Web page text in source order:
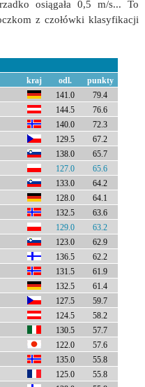
osiągała 0,5 m/s... To
z czołówki klasyfikacji
kraj odl.
punkty
141.0
79.4
144.5
76.6
140.0
72.3
129.5
67.2
138.0
65.7
127.0
65.6
133.0
64.2
128.0
64.1
132.5
63.6
129.0
63.2
123.0
62.9
136.5
62.2
131.5
61.9
132.5
61.4
127.5
59.7
124.5
58.2
130.5
57.7
122.0
57.6
135.0
55.8
125.0
55.8